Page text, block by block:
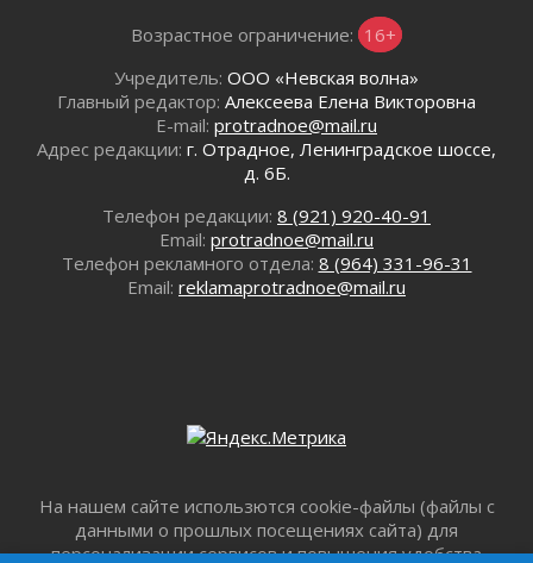
02 августа 2026
Километровые столбы «Дороги жизни»
отправили на реставрацию
Ленобласть внедрила передовую подготовку
В Ивангороде появилась «Избушка-
воробушка»
02 августа 2026
В Ленобласти открылась экспозиция к 150-
Лето без гаджетов
01 августа 2026
Возрастное ограничение: 16+
Учредитель: ООО «Невская волна»
Главный редактор: Алексеева Елена Викторовна
E-mail: protradnoe@mail.ru
Адрес редакции: г. Отрадное, Ленинградское шоссе,
д. 6Б.
Телефон редакции: 8 (921) 920-40-91
Email: protradnoe@mail.ru
Телефон рекламного отдела: 8 (964) 331-96-31
Email: reklamaprotradnoe@mail.ru
На нашем сайте использются cookie-файлы (файлы с
данными о прошлых посещениях сайта) для
персонализации сервисов и повышения удобства